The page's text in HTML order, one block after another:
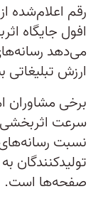
رقم
افول جایگاه
می‌دهد
ارزش تبلیغاتی
برخی مشاوران
سرعت اثربخشی
نسبت
صفحه‌ها است.